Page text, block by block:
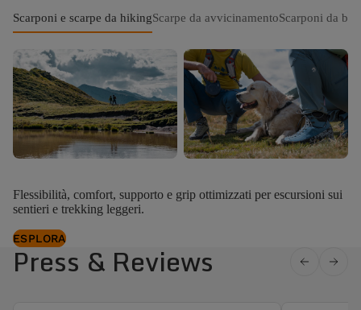
Scarponi e scarpe da hikingScarpe da avvicinamentoScarponi da
Flessibilità, comfort, supporto e grip ottimizzati per escursioni sui
sentieri e trekking leggeri.
ESPLORA
Press & Reviews